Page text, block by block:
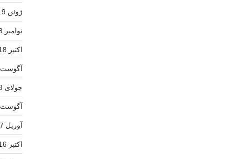
ژوئن 2019
نوامبر 2018
اکتبر 2018
آگوست 2018
جولای 2018
آگوست 2017
آوریل 2017
اکتبر 2016